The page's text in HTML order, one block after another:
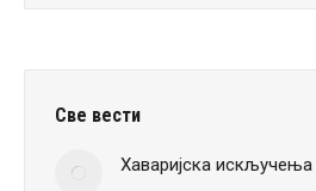
Све вести
Хаваријска искључења